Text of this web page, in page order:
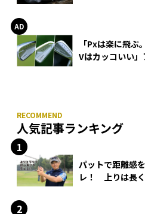
「Pxは楽に飛
Vはカッコいい
人気記事ランキング
パットで距離感
レ！ 上りは長